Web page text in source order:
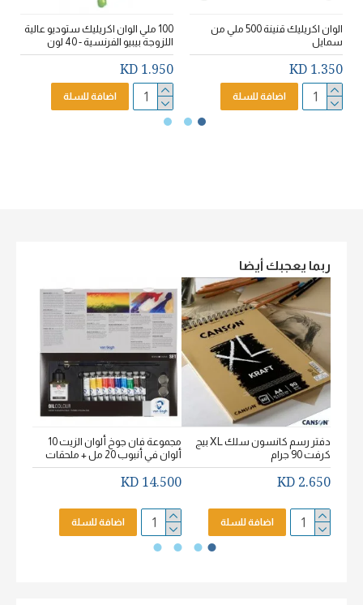
الوان اكريليك قنينة 500 ملي من
سمايل
1.350 KD
اضافة للسلة
100 ملي الوان اكريليك ستوديو عالية
اللزوجة بيبيو الفرنسية - 40 لون
1.950 KD
اضافة للسلة
ربما يعجبك أيضا
دفتر رسم كانسون سلك XL بيج
كرفت 90 جرام
2.650 KD
اضافة للسلة
مجموعة فان جوخ ألوان الزيت 10
ألوان في أنبوب 20 مل + ملحقات
14.500 KD
اضافة للسلة